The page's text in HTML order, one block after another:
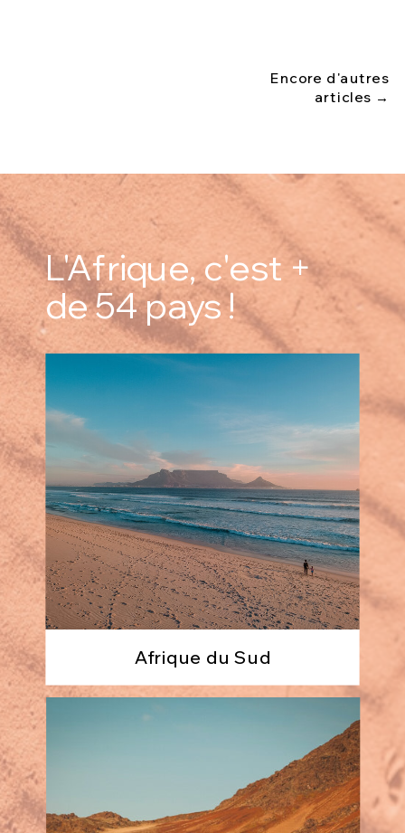
Encore d'autres
articles →
Afrique du Sud
L'Afrique, c'est +
de 54 pays !